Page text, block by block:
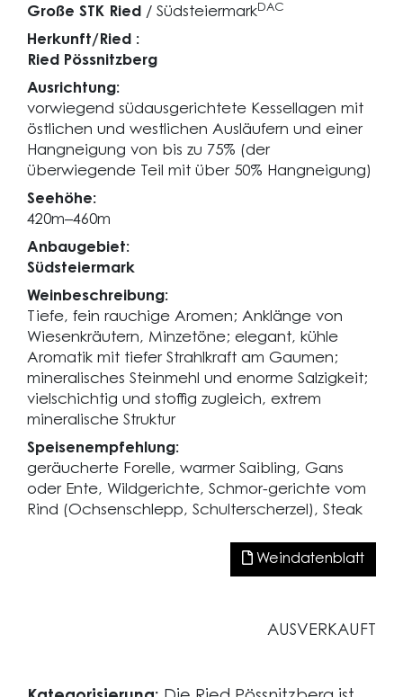
Große STK Ried / SüdsteiermarkDAC
Herkunft/Ried :
Ried Pössnitzberg
Ausrichtung:
vorwiegend südausgerichtete Kessellagen mit
östlichen und westlichen Ausläufern und einer
Hangneigung von bis zu 75% (der
überwiegende Teil mit über 50% Hangneigung)
Seehöhe:
420m–460m
Anbaugebiet:
Südsteiermark
Weinbeschreibung:
Tiefe, fein rauchige Aromen; Anklänge von
Wiesenkräutern, Minzetöne; elegant, kühle
Aromatik mit tiefer Strahlkraft am Gaumen;
mineralisches Steinmehl und enorme Salzigkeit;
vielschichtig und stoffig zugleich, extrem
mineralische Struktur
Speisenempfehlung:
geräucherte Forelle, warmer Saibling, Gans
oder Ente, Wildgerichte, Schmor-gerichte vom
Rind (Ochsenschlepp, Schulterscherzel), Steak
Weindatenblatt
AUSVERKAUFT